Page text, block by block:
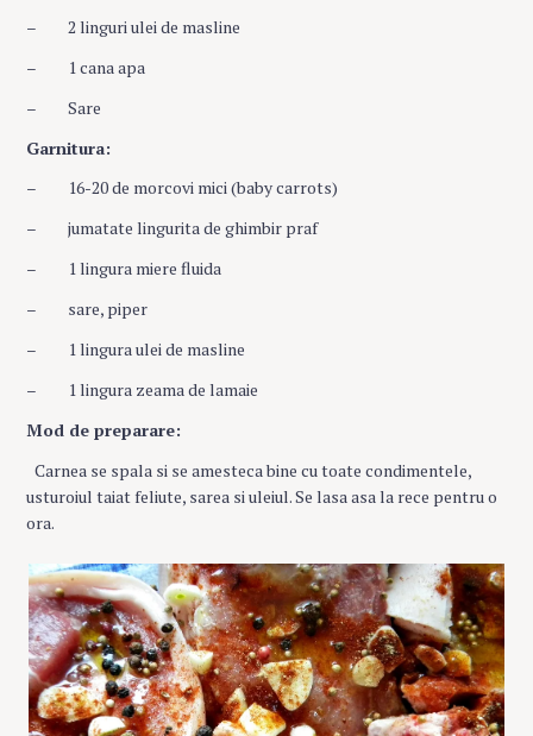
– 2 linguri ulei de masline
– 1 cana apa
– Sare
Garnitura:
– 16-20 de morcovi mici (baby carrots)
– jumatate lingurita de ghimbir praf
– 1 lingura miere fluida
– sare, piper
– 1 lingura ulei de masline
– 1 lingura zeama de lamaie
Mod de preparare:
Carnea se spala si se amesteca bine cu toate condimentele,
usturoiul taiat feliute, sarea si uleiul. Se lasa asa la rece pentru o
ora.